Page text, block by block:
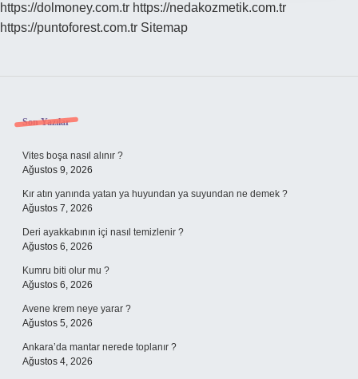
https://dolmoney.com.tr https://nedakozmetik.com.tr
https://puntoforest.com.tr Sitemap
Sidebar
Son Yazılar
Vites boşa nasıl alınır ?
Ağustos 9, 2026
Kır atın yanında yatan ya huyundan ya suyundan ne demek ?
Ağustos 7, 2026
Deri ayakkabının içi nasıl temizlenir ?
Ağustos 6, 2026
Kumru biti olur mu ?
Ağustos 6, 2026
Avene krem neye yarar ?
Ağustos 5, 2026
Ankara’da mantar nerede toplanır ?
Ağustos 4, 2026